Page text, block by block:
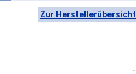
Zur Herstellerübersicht